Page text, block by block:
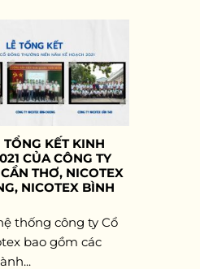
KẾT KINH
CỦA CÔNG TY
THƠ, NICOTEX
NICOTEX BÌNH
thống công ty Cổ
bao gồm các